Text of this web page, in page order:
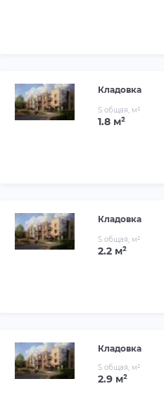
Кладовка
S общая, м²
1.8 м²
Кладовка
S общая, м²
2.2 м²
Кладовка
S общая, м²
2.9 м²